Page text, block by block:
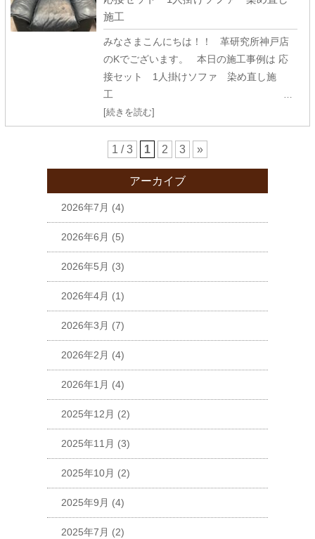
施工
みなさまこんにちは！！ 革研究所神戸店
のKでございます。 本日の施工事例は 応
接セット 1人掛けソファ 染め直し施
工 …
[続きを読む]
1 / 3 1 2 3 »
アーカイブ
2026年7月 (4)
2026年6月 (5)
2026年5月 (3)
2026年4月 (1)
2026年3月 (7)
2026年2月 (4)
2026年1月 (4)
2025年12月 (2)
2025年11月 (3)
2025年10月 (2)
2025年9月 (4)
2025年7月 (2)